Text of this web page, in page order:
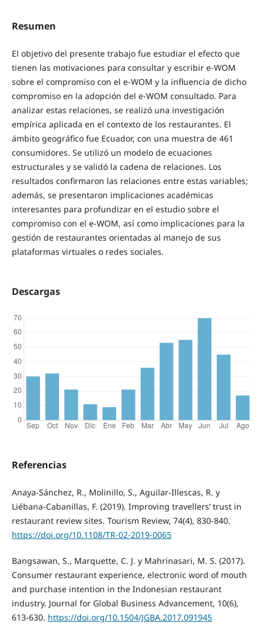
Resumen
El objetivo del presente trabajo fue estudiar el efecto que
tienen las motivaciones para consultar y escribir e-WOM
sobre el compromiso con el e-WOM y la influencia de dicho
compromiso en la adopción del e-WOM consultado. Para
analizar estas relaciones, se realizó una investigación
empírica aplicada en el contexto de los restaurantes. El
ámbito geográfico fue Ecuador, con una muestra de 461
consumidores. Se utilizó un modelo de ecuaciones
estructurales y se validó la cadena de relaciones. Los
resultados confirmaron las relaciones entre estas variables;
además, se presentaron implicaciones académicas
interesantes para profundizar en el estudio sobre el
compromiso con el e-WOM, así como implicaciones para la
gestión de restaurantes orientadas al manejo de sus
plataformas virtuales o redes sociales.
Descargas
Referencias
Anaya-Sánchez, R., Molinillo, S., Aguilar-Illescas, R. y
Liébana-Cabanillas, F. (2019). Improving travellers’ trust in
restaurant review sites. Tourism Review, 74(4), 830-840.
https://doi.org/10.1108/TR-02-2019-0065
Bangsawan, S., Marquette, C. J. y Mahrinasari, M. S. (2017).
Consumer restaurant experience, electronic word of mouth
and purchase intention in the Indonesian restaurant
industry. Journal for Global Business Advancement, 10(6),
613-630. https://doi.org/10.1504/JGBA.2017.091945